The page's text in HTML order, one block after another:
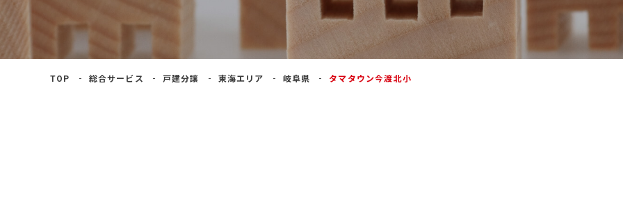
保証とサポート
タマネット
TOP 総合サービス 戸建分譲 東海エリア 岐阜県 タマタウン今渡北小